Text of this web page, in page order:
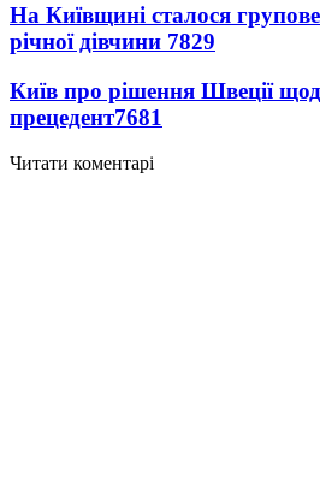
На Київщині сталося
річної дівчини 7829
Київ про рішення Швеції
прецедент7681
Читати коментарі